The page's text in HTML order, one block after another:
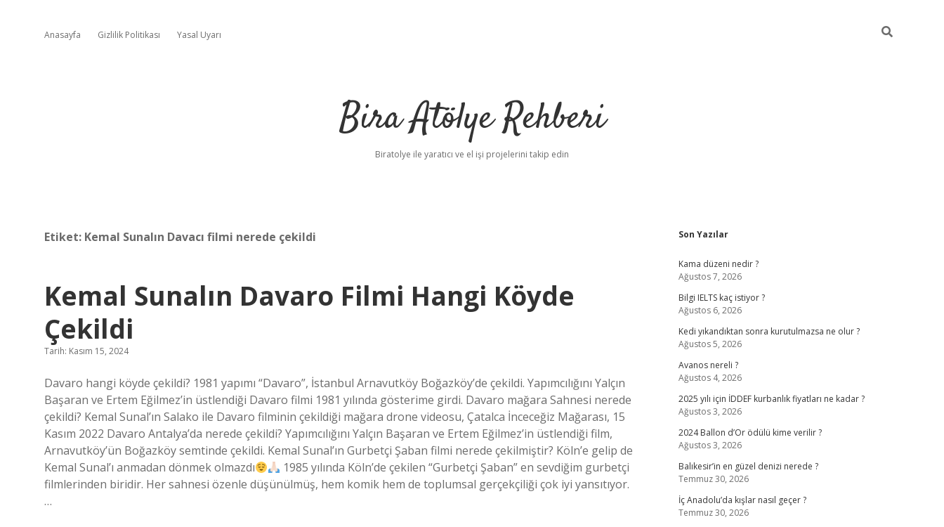
Anasayfa Gizlilik Politikası Yasal Uyarı
Bira Atölye Rehberi
Biratolye ile yaratıcı ve el işi projelerini takip edin
Etiket: Kemal Sunalın Davacı filmi nerede çekildi
Kemal Sunalın Davaro Filmi Hangi Köyde
Çekildi
Tarih: Kasım 15, 2024
Davaro hangi köyde çekildi? 1981 yapımı “Davaro”, İstanbul Arnavutköy Boğazköy’de çekildi. Yapımcılığını Yalçın
Başaran ve Ertem Eğilmez’in üstlendiği Davaro filmi 1981 yılında gösterime girdi. Davaro mağara Sahnesi nerede
çekildi? Kemal Sunal’ın Salako ile Davaro filminin çekildiği mağara drone videosu, Çatalca İnceceğiz Mağarası, 15
Kasım 2022 Davaro Antalya’da nerede çekildi? Yapımcılığını Yalçın Başaran ve Ertem Eğilmez’in üstlendiği film,
Arnavutköy’ün Boğazköy semtinde çekildi. Kemal Sunal’ın Gurbetçi Şaban filmi nerede çekilmiştir? Köln’e gelip de
Kemal Sunal’ı anmadan dönmek olmazdı
1985 yılında Köln’de çekilen “Gurbetçi Şaban” en sevdiğim gurbetçi
filmlerinden biridir. Her sahnesi özenle düşünülmüş, hem komik hem de toplumsal gerçekçiliği çok iyi yansıtıyor.
…
Sidebar
Son Yazılar
Kama düzeni nedir ?
Ağustos 7, 2026
Bilgi IELTS kaç istiyor ?
Ağustos 6, 2026
Kedi yıkandıktan sonra kurutulmazsa ne olur ?
Ağustos 5, 2026
Avanos nereli ?
Ağustos 4, 2026
2025 yılı için İDDEF kurbanlık fiyatları ne kadar ?
Ağustos 3, 2026
2024 Ballon d’Or ödülü kime verilir ?
Ağustos 3, 2026
Balıkesir’in en güzel denizi nerede ?
Temmuz 30, 2026
İç Anadolu’da kışlar nasıl geçer ?
Temmuz 30, 2026
ilbetbetci